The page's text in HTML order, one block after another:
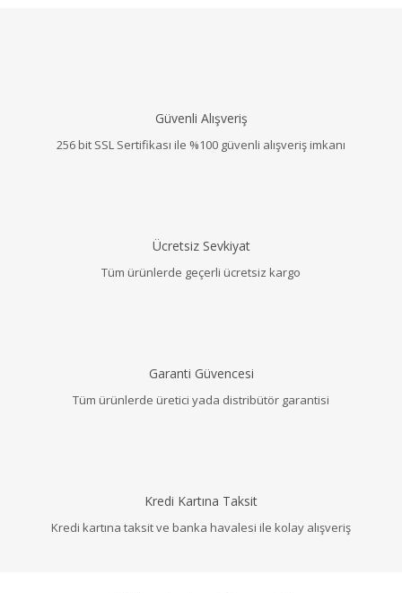
Güvenli Alışveriş
256 bit SSL Sertifikası ile %100 güvenli alışveriş imkanı
Ücretsiz Sevkiyat
Tüm ürünlerde geçerli ücretsiz kargo
Garanti Güvencesi
Tüm ürünlerde üretici yada distribütör garantisi
Kredi Kartına Taksit
Kredi kartına taksit ve banka havalesi ile kolay alışveriş